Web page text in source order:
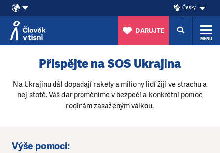
Česky
DARUJTE
MENU
Přispějte na SOS Ukrajina
Na Ukrajinu dál dopadají rakety a miliony lidí žijí ve strachu a
nejistotě. Váš dar proměníme v bezpečí a konkrétní pomoc
rodinám zasaženým válkou.
Výše pomoci: